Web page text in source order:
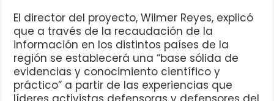
El director del proyecto, Wilmer Reyes, explicó
que a través de la recaudación de la
información en los distintos países de la
región se establecerá una “base sólida de
evidencias y conocimiento científico y
práctico” a partir de las experiencias que